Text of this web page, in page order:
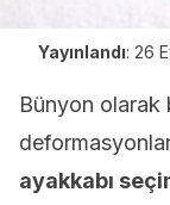
Yayınlandı: 26
Bünyon olarak
ayakkabı